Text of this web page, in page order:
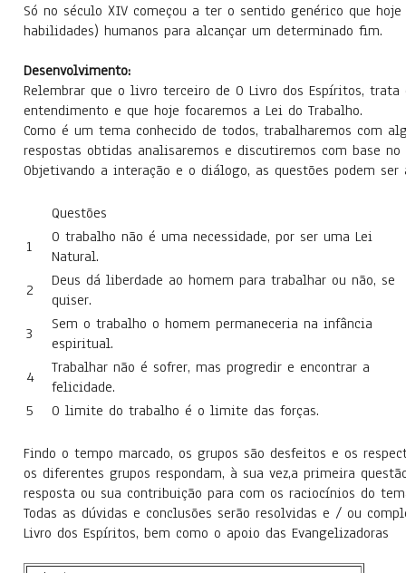
Só no século XIV começou a ter o sentido genérico que
habilidades) humanos para alcançar um determinado fim.
Desenvolvimento:
Relembrar que o livro terceiro de O Livro dos Espíritos,
entendimento e que hoje focaremos a Lei do Trabalho.
Como é um tema conhecido de todos, trabalharemos com
respostas obtidas analisaremos e discutiremos com base no
Objetivando a interação e o diálogo, as questões podem
Questões
1
O trabalho não é uma necessidade, por ser uma Lei
Natural.
2
Deus dá liberdade ao homem para trabalhar ou não, se
quiser.
3
Sem o trabalho o homem permaneceria na infância
espiritual.
4
Trabalhar não é sofrer, mas progredir e encontrar a
felicidade.
5
O limite do trabalho é o limite das forças.
Findo o tempo marcado, os grupos são desfeitos e os
os diferentes grupos respondam, à sua vez,a primeira
resposta ou sua contribuição para com os raciocínios do
Todas as dúvidas e conclusões serão resolvidas e / ou
Livro dos Espíritos, bem como o apoio das Evangelizadoras